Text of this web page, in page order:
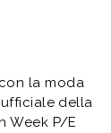
la moda
della
Week P/E